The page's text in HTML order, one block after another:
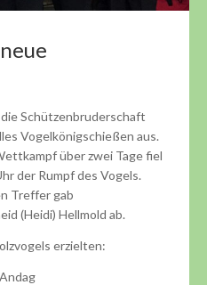
Schützenbruderschaft
Vogelkönigschießen aus.
über zwei Tage fiel
der Rumpf des Vogels.
Treffer gab
(Heidi) Hellmold ab.
erzielten: